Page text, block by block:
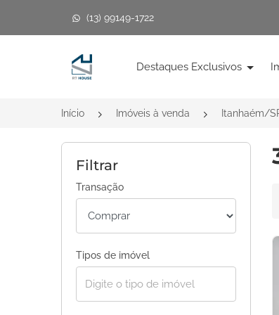
(13) 99149-1722
Página inicial
Destaques Exclusivos
Início Imóveis à venda Itanhaém/
Filtrar
Transação
Tipos de imóvel